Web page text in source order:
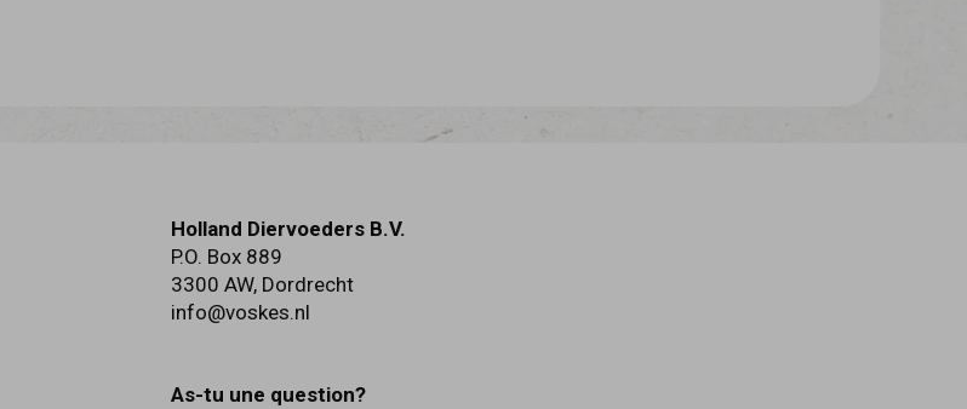
Holland Diervoeders B.V.
P.O. Box 889
3300 AW, Dordrecht
info@voskes.nl
As-tu une question?